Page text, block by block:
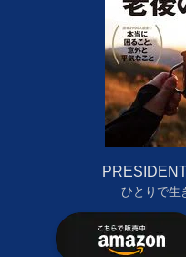
ひとりで生